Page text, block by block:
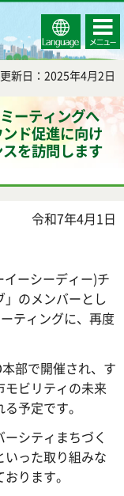
Select
Language
コンテ
ンツメ
ニュー
更新日：2025年4月2日
ーティングへ
ド促進に向け
を訪問します
令和7年4月1日
ーシーディー)チ
のメンバーとし
ティングに、再度
部で開催され、す
ビリティの未来
予定です。
シティまちづく
いった取り組みな
ります。